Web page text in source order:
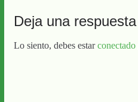
Deja una respuesta
Lo siento, debes estarconectado